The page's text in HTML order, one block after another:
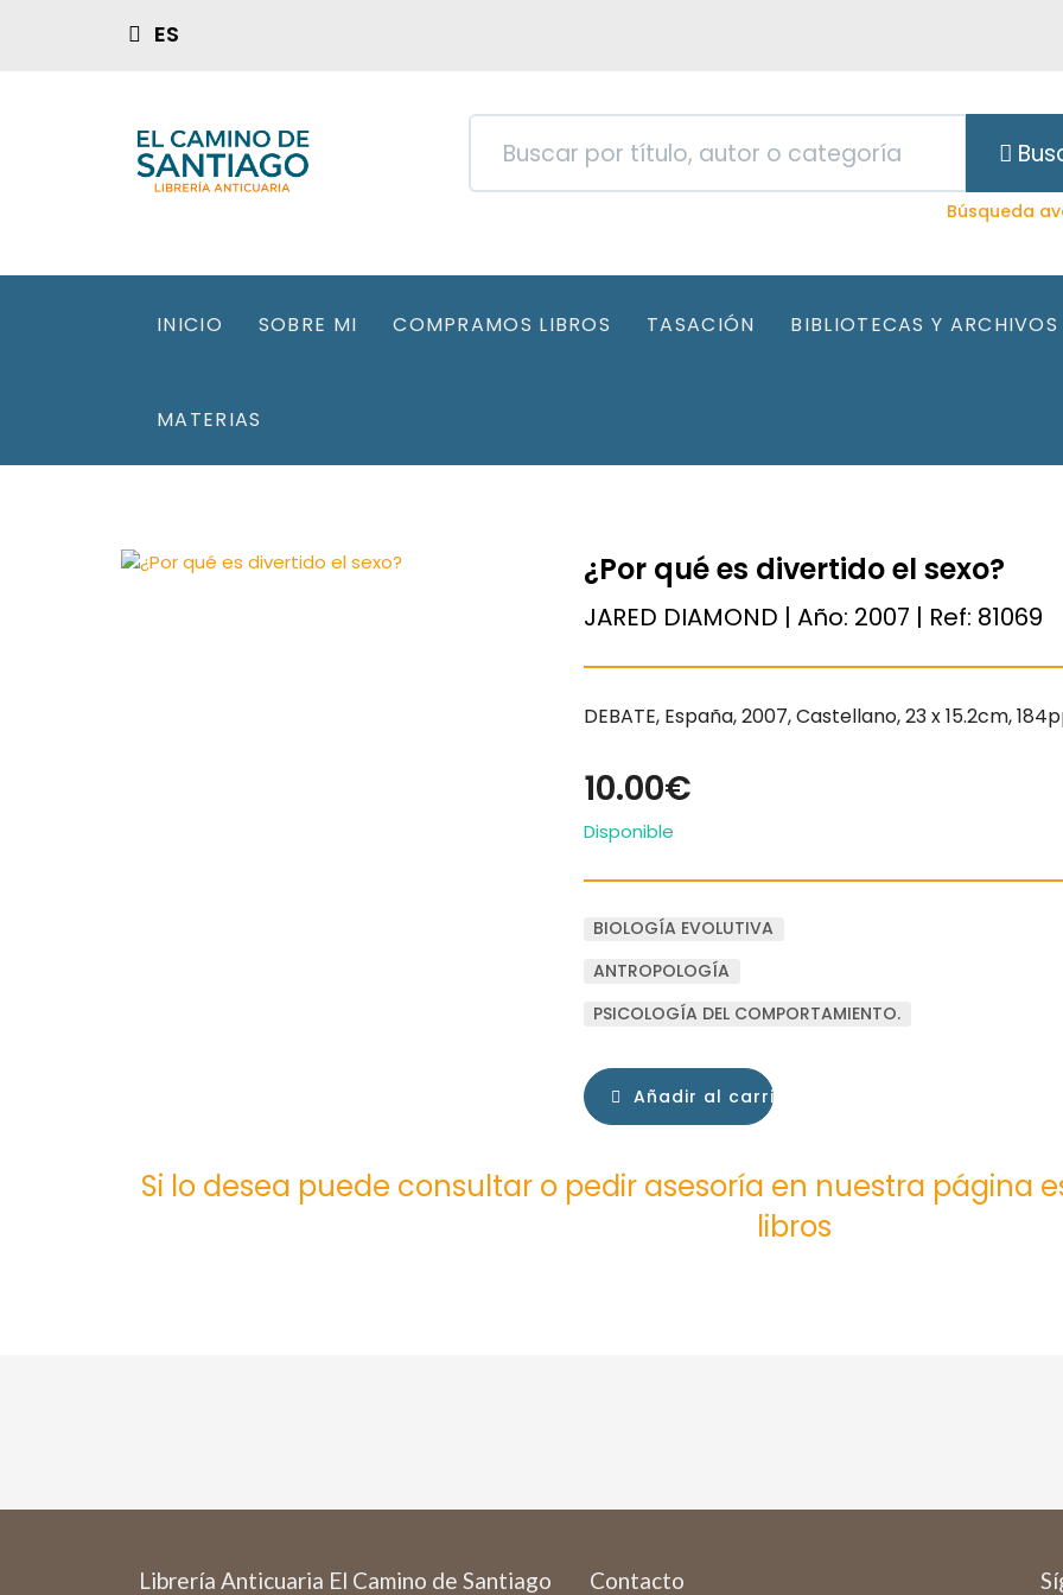
ES
Búsqueda
INICIO SOBRE MI COMPRAMOS LIBROS TASACIÓN BIBLIOTECAS Y ARCHIVOS
MATERIAS
¿Por qué es divertido el sexo?
JARED DIAMOND | Año: 2007 | Ref: 81069
DEBATE, España, 2007, Castellano, 23 x 15.2cm,
10.00€
Disponible
BIOLOGÍA EVOLUTIVA
ANTROPOLOGÍA
PSICOLOGÍA DEL COMPORTAMIENTO.
Añadir al carrito
Si lo desea puede consultar o pedir asesoría en nuestra página
libros
Librería Anticuaria El Camino de Santiago Contacto